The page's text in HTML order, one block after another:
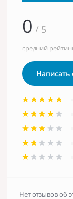
0 / 5
средний
Написать
Нет отзывов об